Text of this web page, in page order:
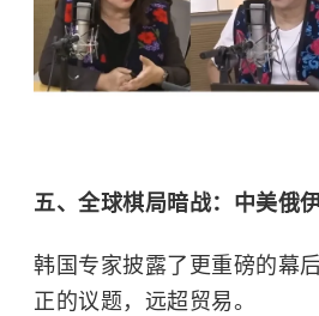
五、全球棋局暗战：中美俄
韩国专家披露了更重磅的幕
正的议题，远超贸易。